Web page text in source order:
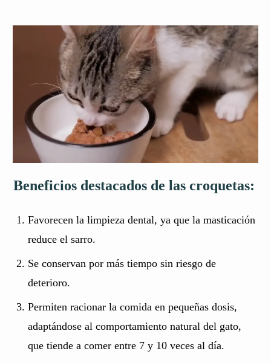
Beneficios destacados de las croquetas:
Favorecen la limpieza dental, ya que la masticación
reduce el sarro.
Se conservan por más tiempo sin riesgo de
deterioro.
Permiten racionar la comida en pequeñas dosis,
adaptándose al comportamiento natural del gato,
que tiende a comer entre 7 y 10 veces al día.